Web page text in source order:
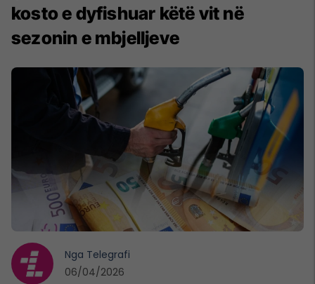
kosto e dyfishuar këtë vit në
sezonin e mbjelljeve
Nga Telegrafi
06/04/2026